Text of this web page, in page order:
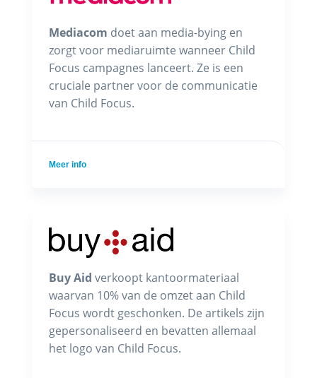
Mediacom doet aan media-bying en
zorgt voor mediaruimte wanneer Child
Focus campagnes lanceert. Ze is een
cruciale partner voor de communicatie
van Child Focus.
Meer info
Buy Aid verkoopt kantoormateriaal
waarvan 10% van de omzet aan Child
Focus wordt geschonken. De artikels zijn
gepersonaliseerd en bevatten allemaal
het logo van Child Focus.